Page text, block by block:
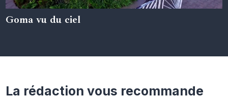
05 juin 2024
Goma vu du ciel
La rédaction vous recommande